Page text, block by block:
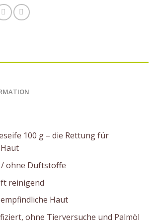
100 g – die Rettung für
ohne Duftstoffe
reinigend
Haut
ohne Tierversuche und Palmöl